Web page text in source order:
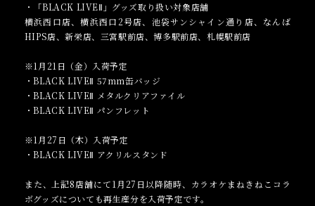
・「BLACK LIVEⅡ」グッズ取り扱い対象店舗
横浜西口店、横浜西口2号店、池袋サンシャイン通り店、なんば
HIPS店、新栄店、三宮駅前店、博多駅前店、札幌駅前店
※1月21日（金）入荷予定
・BLACK LIVEⅡ 57mm缶バッジ
・BLACK LIVEⅡ メタルクリアファイル
・BLACK LIVEⅡ パンフレット
※1月27日（木）入荷予定
・BLACK LIVEⅡ アクリルスタンド
また、上記8店舗にて1月27日以降随時、カラオケまねきねこコラ
ボグッズについても再生産分を入荷予定です。